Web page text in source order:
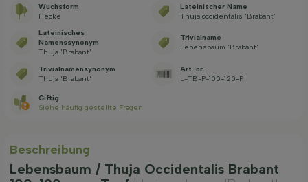
Wuchsform
Hecke
Lateinischer Name
Thuja occidentalis 'Brabant'
Lateinisches
Namenssynonym
Thuja 'Brabant'
Trivialname
Lebensbaum 'Brabant'
Trivialnamensynonym
Thuja 'Brabant'
Art. nr.
L-TB-P-100-120-P
Giftig
Siehe häufig gestellte Fragen
Beschreibung
Lebensbaum / Thuja Occidentalis Brabant